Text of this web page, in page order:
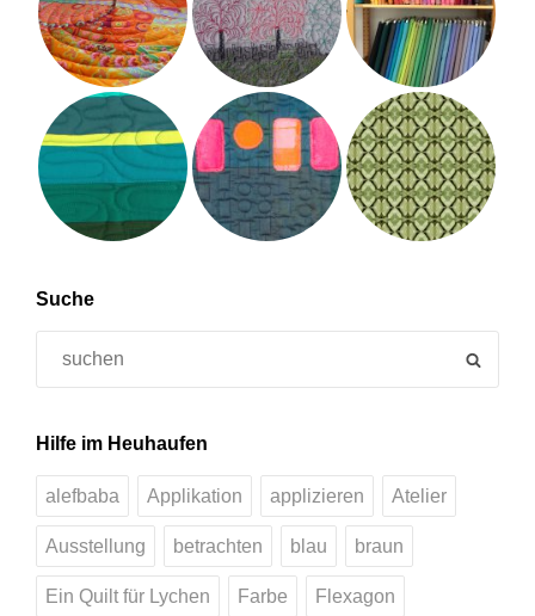
Suche
Hilfe im Heuhaufen
alefbaba Applikation applizieren Atelier
Ausstellung betrachten blau braun
Ein Quilt für Lychen Farbe Flexagon